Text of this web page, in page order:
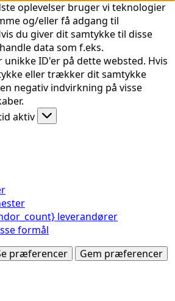
oplevelser bruger vi teknologier
og/eller få adgang til
du giver dit samtykke til disse
data som f.eks.
ID'er på dette websted. Hvis
eller trækker dit samtykke
negativ indvirkning på visse
aktiv
leverandører
formål
præferencer
Gem præferencer